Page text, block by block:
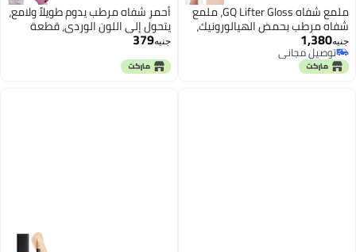
ملمع شفاه GQ Lifter Gloss، ملمع
شفاه مرطب بحمض الهيالورونيك،
لمعان عالي لشفاه أكثر امتلاءً، توباز،
جنيه1,380
توصيل مجاني
توصيل مجاني
أحمر شفاه مرطب يدوم طويلاً ولامع،
يتحول إلى اللون الوردي، قطعة
واحدة
جنيه379